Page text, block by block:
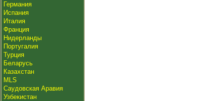
Германия
Испания
Италия
Франция
Нидерланды
Португалия
Турция
Беларусь
Казахстан
MLS
Саудовская Аравия
Узбекистан